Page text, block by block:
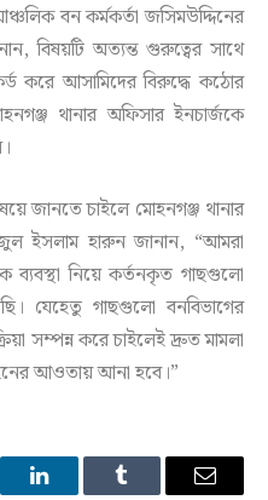
বন কর্মকর্তা জসিমউদ্দিনের
বিষয়টি অত্যন্ত গুরুত্বের সাথে
করে আসামিদের বিরুদ্ধে কঠোর
থানার অফিসার ইনচার্জকে
জানতে চাইলে মোহনগঞ্জ থানার
ইসলাম হারুন জানান, ‍“আমরা
ব্যবস্থা নিয়ে কর্তনকৃত গাছগুলো
যেহেতু গাছগুলো বনবিভাগের
সম্পন্ন করে চাইলেই দ্রুত মামলা
আওতায় আনা হবে।”
LinkedInTumblr Email